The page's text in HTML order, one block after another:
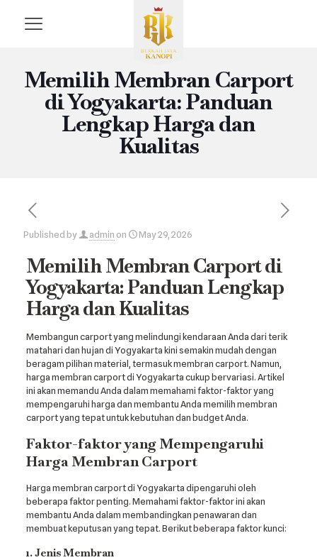
Memilih Membran Carport
di Yogyakarta: Panduan
Lengkap Harga dan
Kualitas
Published by admin on May 29, 2026
Memilih Membran Carport di
Yogyakarta: Panduan Lengkap
Harga dan Kualitas
Membangun carport yang melindungi kendaraan Anda dari terik
matahari dan hujan di Yogyakarta kini semakin mudah dengan
beragam pilihan material, termasuk membran carport. Namun,
harga membran carport di Yogyakarta cukup bervariasi. Artikel
ini akan memandu Anda dalam memahami faktor-faktor yang
mempengaruhi harga dan membantu Anda memilih membran
carport yang tepat untuk kebutuhan dan budget Anda.
Faktor-faktor yang Mempengaruhi
Harga Membran Carport
Harga membran carport di Yogyakarta dipengaruhi oleh
beberapa faktor penting. Memahami faktor-faktor ini akan
membantu Anda dalam membandingkan penawaran dan
membuat keputusan yang tepat. Berikut beberapa faktor kunci:
1. Jenis Membran